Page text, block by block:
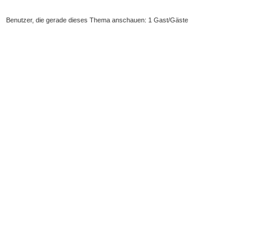
Benutzer, die gerade dieses Thema anschauen: 1 Gast/Gäste